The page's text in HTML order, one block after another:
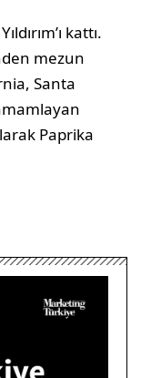
kattı.
mezun
Santa
Paprika